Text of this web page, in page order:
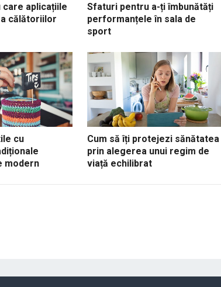
aplicațiile
călătoriilor
Sfaturi pentru a-ți îmbunătăți
performanțele în sala de
sport
cu
modern
Cum să îți protejezi sănătatea
prin alegerea unui regim de
viață echilibrat